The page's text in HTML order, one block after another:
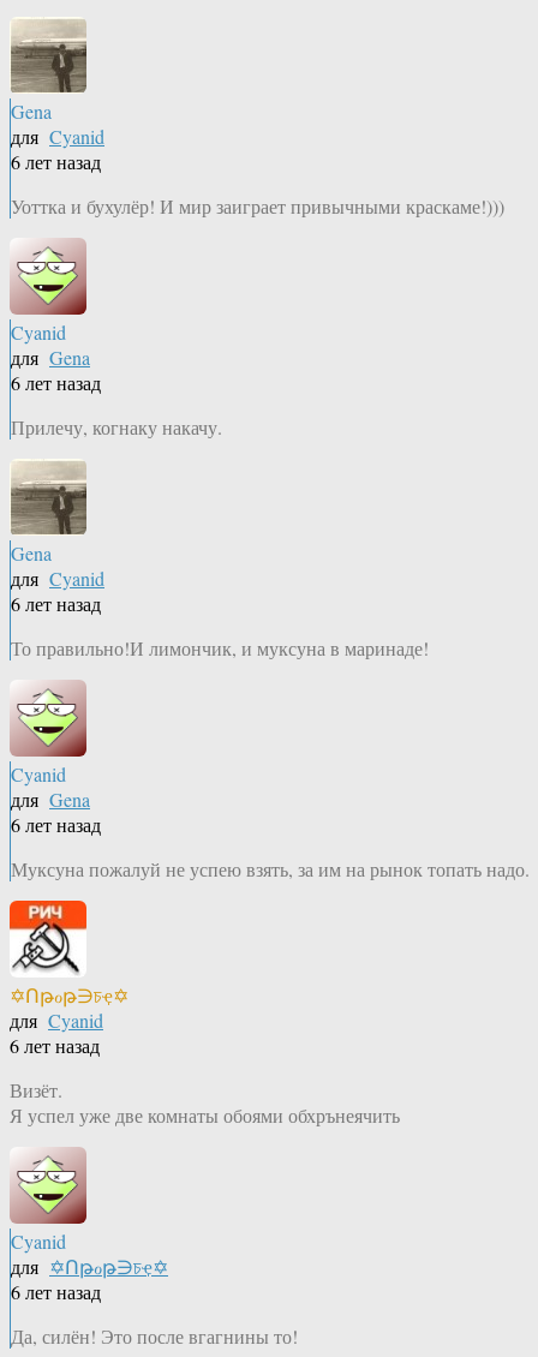
Gena
для Cyanid
6 лет назад
Уоттка и бухулёр! И мир заиграет привычными краскаме!)))
Cyanid
для Gena
6 лет назад
Прилечу, когнаку накачу.
Gena
для Cyanid
6 лет назад
То правильно!И лимончик, и муксуна в маринаде!
Cyanid
для Gena
6 лет назад
Муксуна пожалуй не успею взять, за им на рынок топать надо.
✡Ոթℴթ∋চҿ✡
для Cyanid
6 лет назад
Визёт.
Я успел уже две комнаты обоями обхрънеячить
Cyanid
для ✡Ոթℴթ∋চҿ✡
6 лет назад
Да, силён! Это после вгагнины то!